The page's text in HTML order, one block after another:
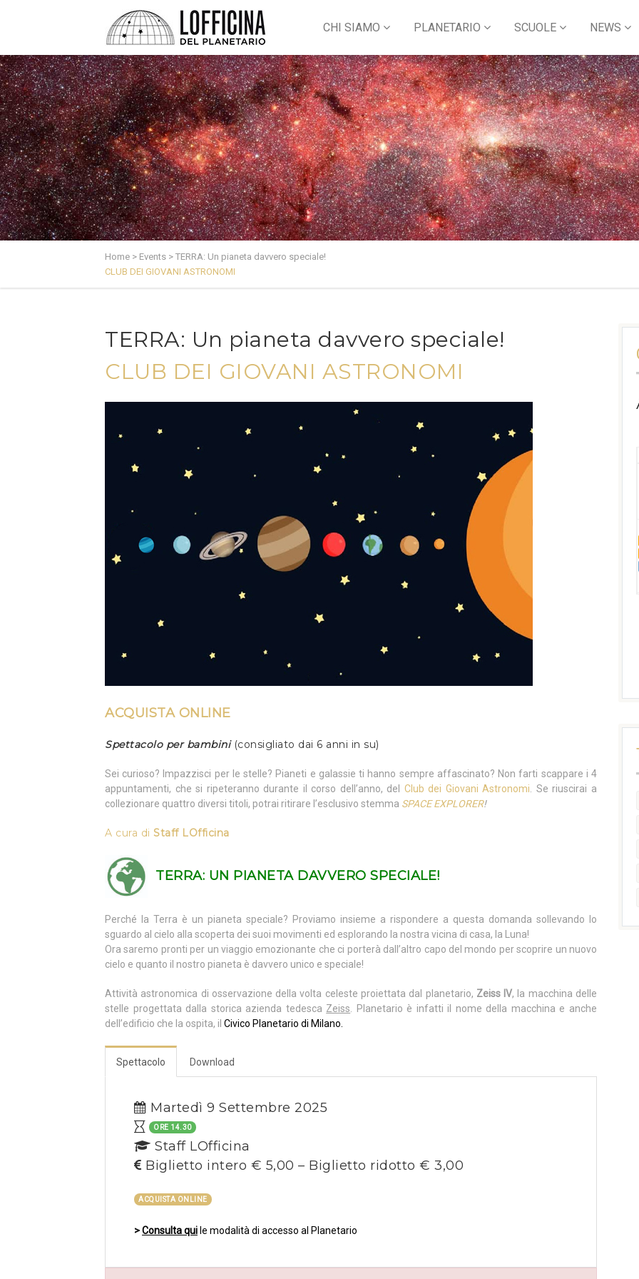
CHI SIAMO PLANETARIO SCUOLE NEWS
Home > Events > TERRA: Un pianeta davvero speciale!
CLUB DEI GIOVANI ASTRONOMI
TERRA: Un pianeta davvero speciale!
CLUB DEI GIOVANI ASTRONOMI
ACQUISTA ONLINE
Spettacolo per bambini (consigliato dai 6 anni in su)
Sei curioso? Impazzisci per le stelle? Pianeti e galassie ti hanno sempre affascinato? Non farti scappare i 4
appuntamenti, che si ripeteranno durante il corso dell’anno, del Club dei Giovani Astronomi . Se riuscirai a
collezionare quattro diversi titoli, potrai ritirare l’esclusivo stemma SPACE EXPLORER!
A cura di Staff LOfficina
TERRA: UN PIANETA DAVVERO SPECIALE!
Perché la Terra è un pianeta speciale? Proviamo insieme a rispondere a questa domanda sollevando lo
sguardo al cielo alla scoperta dei suoi movimenti ed esplorando la nostra vicina di casa, la Luna!
Ora saremo pronti per un viaggio emozionante che ci porterà dall’altro capo del mondo per scoprire un nuovo
cielo e quanto il nostro pianeta è davvero unico e speciale!
Attività astronomica di osservazione della volta celeste proiettata dal planetario, Zeiss IV, la macchina delle
stelle progettata dalla storica azienda tedesca Zeiss . Planetario è infatti il nome della macchina e anche
dell’edificio che la ospita, il Civico Planetario di Milano.
Spettacolo Download
Martedì 9 Settembre 2025
ORE 14.30
Staff LOfficina
Biglietto intero € 5,00 – Biglietto ridotto € 3,00
ACQUISTA ONLINE
>Consulta qui le modalità di accesso al Planetario